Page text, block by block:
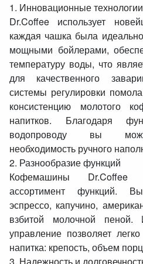
1. Инновационные технологии
Dr.Coffee использует
каждая чашка была
мощными бойлерами,
температуру воды, что
для качественного
системы регулировки
консистенцию молотого
напитков. Благодаря
водопроводу вы
необходимость ручного
2. Разнообразие функций
Кофемашины Dr.Coffee
ассортимент функций.
эспрессо, капучино,
взбитой молочной пеной.
управление позволяет
напитка: крепость, объем